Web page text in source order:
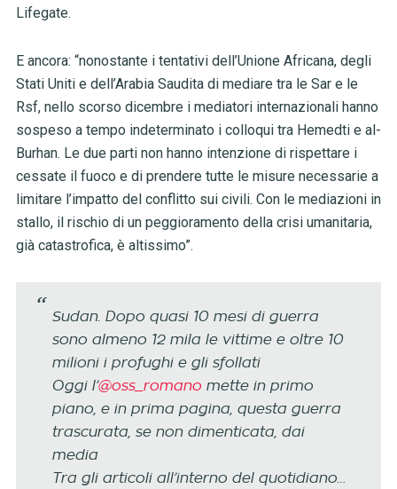
Lifegate.
E ancora: “nonostante i tentativi dell’Unione Africana, degli
Stati Uniti e dell’Arabia Saudita di mediare tra le Sar e le
Rsf, nello scorso dicembre i mediatori internazionali hanno
sospeso a tempo indeterminato i colloqui tra Hemedti e al-
Burhan. Le due parti non hanno intenzione di rispettare i
cessate il fuoco e di prendere tutte le misure necessarie a
limitare l’impatto del conflitto sui civili. Con le mediazioni in
stallo, il rischio di un peggioramento della crisi umanitaria,
già catastrofica, è altissimo”.
Sudan. Dopo quasi 10 mesi di guerra
sono almeno 12 mila le vittime e oltre 10
milioni i profughi e gli sfollati
Oggi l’@oss_romanomette in primo
piano, e in prima pagina, questa guerra
trascurata, se non dimenticata, dai
media
Tra gli articoli all’interno del quotidiano…